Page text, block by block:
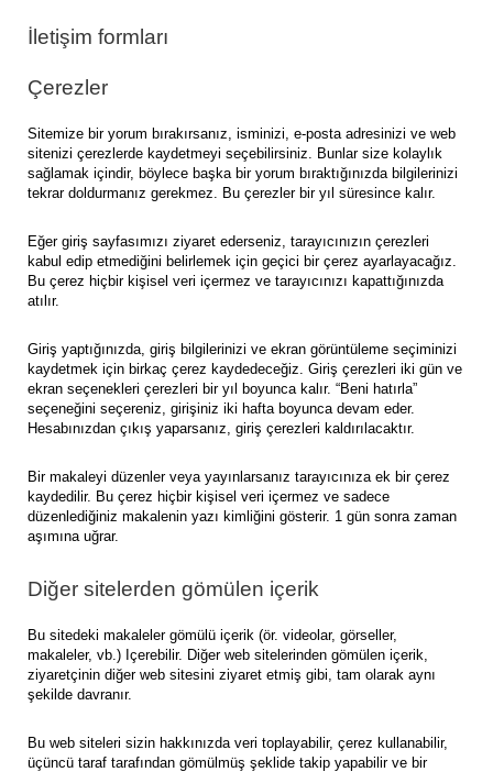
İletişim formları
Çerezler
Sitemize bir yorum bırakırsanız, isminizi, e-posta adresinizi ve web
sitenizi çerezlerde kaydetmeyi seçebilirsiniz. Bunlar size kolaylık
sağlamak içindir, böylece başka bir yorum bıraktığınızda bilgilerinizi
tekrar doldurmanız gerekmez. Bu çerezler bir yıl süresince kalır.
Eğer giriş sayfasımızı ziyaret ederseniz, tarayıcınızın çerezleri
kabul edip etmediğini belirlemek için geçici bir çerez ayarlayacağız.
Bu çerez hiçbir kişisel veri içermez ve tarayıcınızı kapattığınızda
atılır.
Giriş yaptığınızda, giriş bilgilerinizi ve ekran görüntüleme seçiminizi
kaydetmek için birkaç çerez kaydedeceğiz. Giriş çerezleri iki gün ve
ekran seçenekleri çerezleri bir yıl boyunca kalır. “Beni hatırla”
seçeneğini seçereniz, girişiniz iki hafta boyunca devam eder.
Hesabınızdan çıkış yaparsanız, giriş çerezleri kaldırılacaktır.
Bir makaleyi düzenler veya yayınlarsanız tarayıcınıza ek bir çerez
kaydedilir. Bu çerez hiçbir kişisel veri içermez ve sadece
düzenlediğiniz makalenin yazı kimliğini gösterir. 1 gün sonra zaman
aşımına uğrar.
Diğer sitelerden gömülen içerik
Bu sitedeki makaleler gömülü içerik (ör. videolar, görseller,
makaleler, vb.) Içerebilir. Diğer web sitelerinden gömülen içerik,
ziyaretçinin diğer web sitesini ziyaret etmiş gibi, tam olarak aynı
şekilde davranır.
Bu web siteleri sizin hakkınızda veri toplayabilir, çerez kullanabilir,
üçüncü taraf tarafından gömülmüş şeklide takip yapabilir ve bir